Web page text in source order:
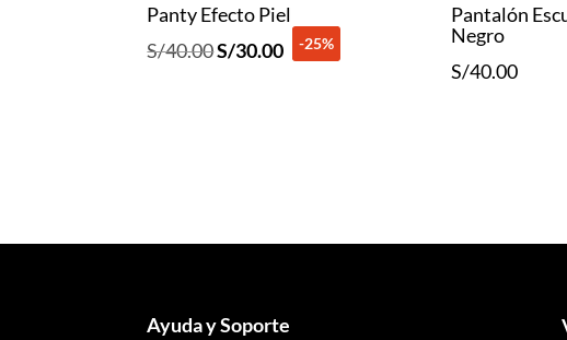
Panty Efecto Piel
S/40.00El
S/30.00El-25%
Pantalón
Negro
S/40.00
Ayuda y Soporte